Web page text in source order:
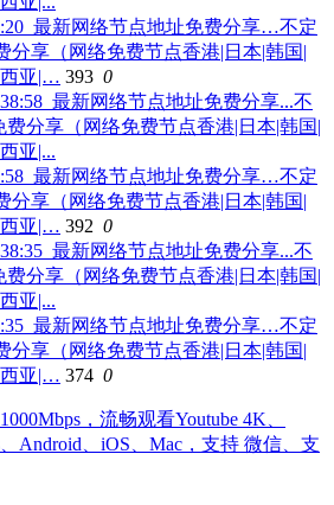
最新网络节点地址免费分享…不定
享（网络免费节点香港|日本|韩国|
西亚|… 393 0
最新网络节点地址免费分享…不定
享（网络免费节点香港|日本|韩国|
西亚|… 392 0
最新网络节点地址免费分享…不定
享（网络免费节点香港|日本|韩国|
西亚|… 374 0